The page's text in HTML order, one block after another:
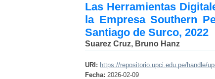
Las Herramientas
la Empresa Southern
Santiago de Surco, 2022
Suarez Cruz, Bruno Hanz
URI: https://repositorio.upci.edu.pe/handle/
Fecha: 2026-02-09